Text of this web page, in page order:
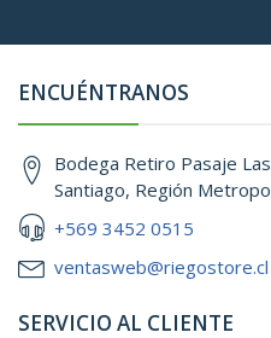
ENCUÉNTRANOS
Bodega Retiro Pasaje
Santiago, Región
+569 3452 0515
ventasweb@riegostore.cl
SERVICIO AL CLIENTE